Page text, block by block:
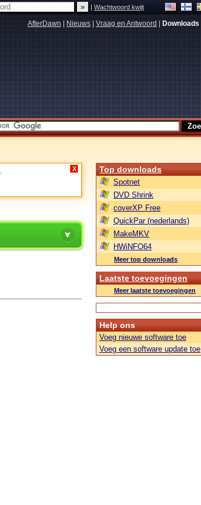
|Wachtwoord kwijt
AfterDawn Nieuws Vraag en Antwoord Downloads
X Top downloads
Spotnet
DVD Shrink
coverXP Free
QuickPar (nederlands)
MakeMKV
HWiNFO64
Meer top downloads
Laatste toevoegingen
Meer laatste toevoegingen
Help ons
Voeg nieuwe software toe
Voeg een software update toe